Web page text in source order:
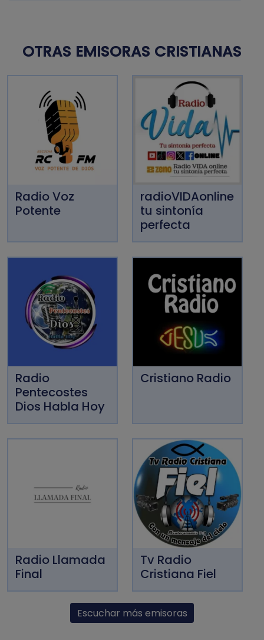
OTRAS EMISORAS CRISTIANAS
Radio Voz
Potente
radioVIDAonline
tu sintonía
perfecta
Radio
Pentecostes
Dios Habla Hoy
Cristiano Radio
Radio Llamada
Final
Tv Radio
Cristiana Fiel
Escuchar más emisoras